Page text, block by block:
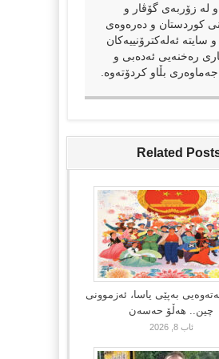
لە زۆربەی گۆڤار و
کوردستان و دەرەوەی
سایتە ئەلەکترۆنییەکان
رەخنەیی ئەدەبی و
بڵاو کردۆتەوە.
Related
بەپێی یاسا، ئەزموونی
چین.. هەڵۆ حەسەن
ئاب 8, 2026